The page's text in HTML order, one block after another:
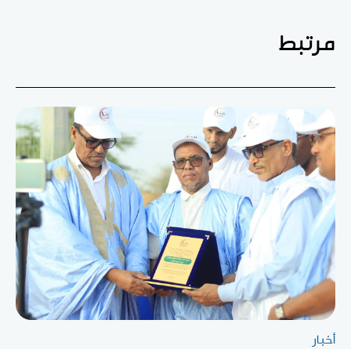
مرتبط
أخبار